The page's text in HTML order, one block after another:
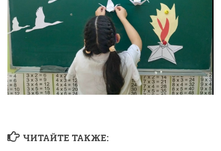
ЧИТАЙТЕ ТАКЖЕ: